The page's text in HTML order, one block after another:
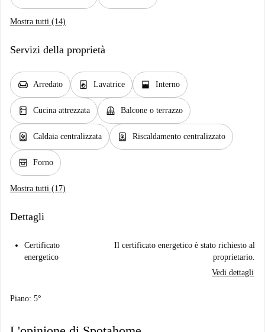
Mostra tutti (14)
Servizi della proprietà
chair Arredato local_laundry_service Lavatrice window_open Interno
kitchen Cucina attrezzata balcony Balcone o terrazzo
water_heater Caldaia centralizzata water_heater Riscaldamento centralizzato
oven_gen Forno
Mostra tutti (17)
Dettagli
Certificato
energetico
Il certificato energetico è stato richiesto al
proprietario.
Vedi dettagli
Piano: 5°